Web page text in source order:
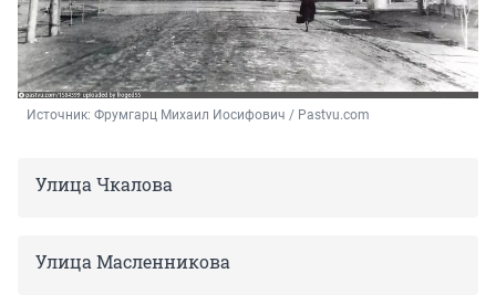
Источник: Фрумгарц Михаил Иосифович / Pastvu.com
Улица Чкалова
Улица Масленникова